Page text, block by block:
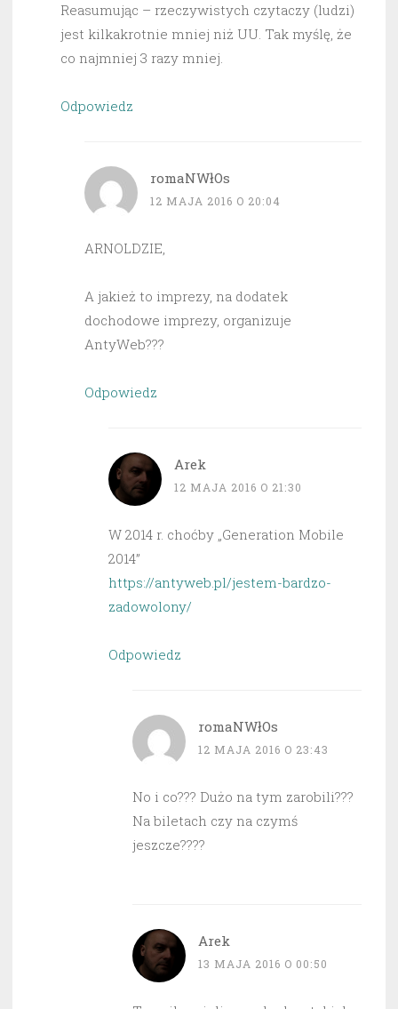
Reasumując – rzeczywistych czytaczy (ludzi)
jest kilkakrotnie mniej niż UU. Tak myślę, że
co najmniej 3 razy mniej.
Odpowiedz
romaNWłOs
12 MAJA 2016 O 20:04
ARNOLDZIE,
A jakież to imprezy, na dodatek
dochodowe imprezy, organizuje
AntyWeb???
Odpowiedz
Arek
12 MAJA 2016 O 21:30
W 2014 r. choćby „Generation Mobile
2014”
https://antyweb.pl/jestem-bardzo-
zadowolony/
Odpowiedz
romaNWłOs
12 MAJA 2016 O 23:43
No i co??? Dużo na tym zarobili???
Na biletach czy na czymś
jeszcze????
Arek
13 MAJA 2016 O 00:50